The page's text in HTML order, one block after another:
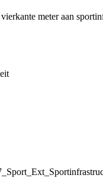
meter aan